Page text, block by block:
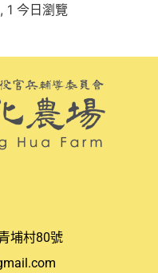
, 1 今日瀏覽
埔村80號